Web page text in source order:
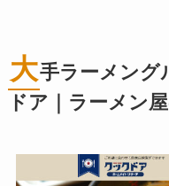
大手ラーメング
ドア｜ラーメン